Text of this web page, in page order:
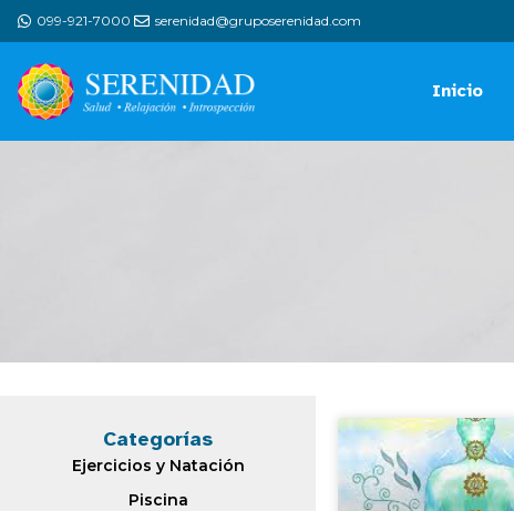
099-921-7000 serenidad@gruposerenidad.com
Inicio
Categorías
Ejercicios y Natación
Piscina